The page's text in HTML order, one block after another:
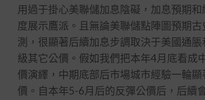
用過于掛心美聯儲加息陰礙，加息預期
度展示鷹派。且無論美聯儲點陣圖預期
測，很顯著后續加息步調取決于美國通脹
級其它公價。假如我們把本年4月底看
價演繹，中期底部后市場城市經驗一輪
價。自本年5-6月后的反彈公價后，后續